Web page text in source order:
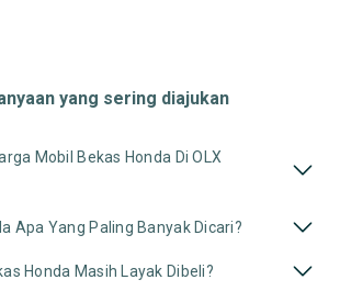
yang sering diajukan
Mobil Bekas Honda Di OLX
Apa Yang Paling Banyak Dicari?
Honda Masih Layak Dibeli?